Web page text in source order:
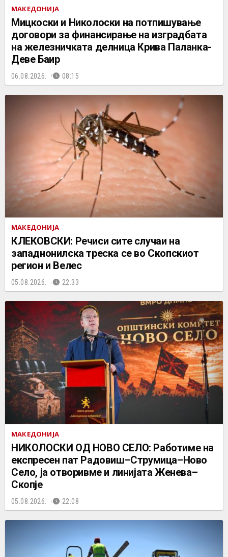
МАКЕДОНИЈА
Мицкоски и Николоски на потпишување
договори за финансирање на изградбата
на железничката делница Крива Паланка-
Деве Баир
06.08.2026. 08:15
МАКЕДОНИЈА
КЛЕКОВСКИ: Речиси сите случаи на
западнонилска треска се во Скопскиот
регион и Велес
05.08.2026. 22:33
МАКЕДОНИЈА
НИКОЛОСКИ ОД НОВО СЕЛО: Работиме на
експресен пат Радовиш–Струмица–Ново
Село, ја отворивме и линијата Женева–
Скопје
05.08.2026. 22:08